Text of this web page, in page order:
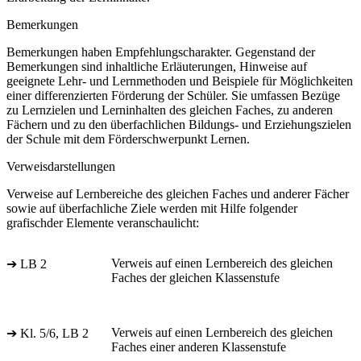
Bemerkungen
Bemerkungen haben Empfehlungscharakter. Gegenstand der
Bemerkungen sind inhaltliche Erläuterungen, Hinweise auf
geeignete Lehr- und Lernmethoden und Beispiele für Möglichkeiten
einer differenzierten Förderung der Schüler. Sie umfassen Bezüge
zu Lernzielen und Lerninhalten des gleichen Faches, zu anderen
Fächern und zu den überfachlichen Bildungs- und Erziehungszielen
der Schule mit dem Förderschwerpunkt Lernen.
Verweisdarstellungen
Verweise auf Lernbereiche des gleichen Faches und anderer Fächer
sowie auf überfachliche Ziele werden mit Hilfe folgender
grafischder Elemente veranschaulicht:
➔ LB 2
Verweis auf einen Lernbereich des gleichen
Faches der gleichen Klassenstufe
➔ Kl. 5/6, LB 2
Verweis auf einen Lernbereich des gleichen
Faches einer anderen Klassenstufe